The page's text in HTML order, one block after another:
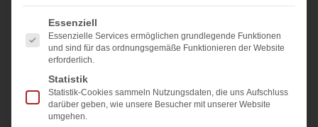
Es folgt eine Liste der Service-Gruppen, für die eine
Essenziell
Essenzielle Services ermöglichen grundlegende Funktionen
und sind für das ordnungsgemäße Funktionieren der Website
erforderlich.
Statistik
Statistik-Cookies sammeln Nutzungsdaten, die uns Aufschluss
darüber geben, wie unsere Besucher mit unserer Website
umgehen.